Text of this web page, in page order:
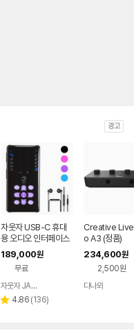
광고
자웃자 USB-C 휴대
용 오디오 인터페이스
189,000원
무료
페이
자웃자 JAUTJA
별 4.86 리
(136)
Creative
o A3 (정품)
234,600원
2,500원
다나와